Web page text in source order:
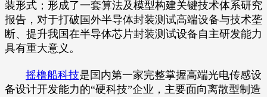
装形式；形成了一套算法及模型构建关键技术体系研究
报告，对于打破国外半导体封装测试高端设备与技术垄
断、提升我国在半导体芯片封装测试设备自主研发能力
具有重大意义。
摇橹船科技是国内第一家完整掌握高端光电传感设
备设计开发能力的“硬科技”企业，主要面向离散型制造